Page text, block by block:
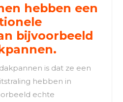
hebben een
bijvoorbeeld
is dat ze een
hebben in
echte